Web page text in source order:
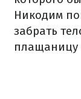
Никодим
забрать
плащаницу